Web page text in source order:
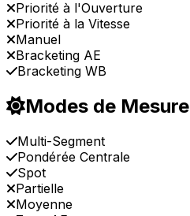
Priorité à l'Ouverture
Priorité à la Vitesse
Manuel
Bracketing AE
Bracketing WB
Modes de Mesure
Multi-Segment
Pondérée Centrale
Spot
Partielle
Moyenne